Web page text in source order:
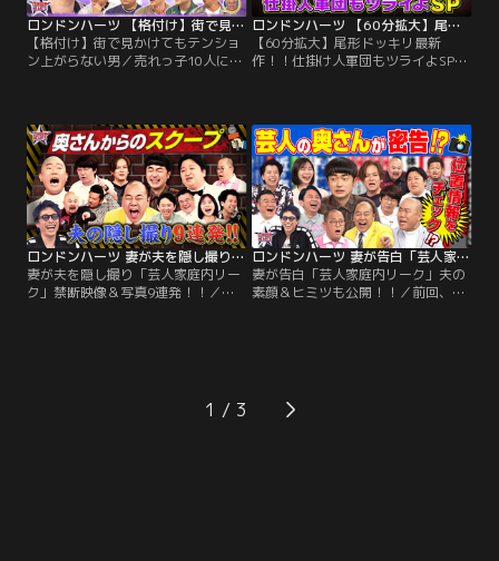
ロンドンハーツ 【格付け】街で見かけてもテンション上がらない男（2026/07/14放送分）
【格付け】街で見かけてもテンショ
ン上がらない男／売れっ子10人によ
ろサーモン久保田などM-1王者を始
め、三四郎・小宮、モグライダー
芝、相席スタート山添、水田信二な
ど実力派漫才師、さらに…。
ロンドンハーツ 【60分拡大】尾形ドッキリ最新作！！仕掛け人軍団もツライよSP（2026/07/07放送分）
【60分拡大】尾形ドッキリ最新
作！！仕掛け人軍団もツライよSP／
トル番組で最後まで勝ち抜けば、報
酬100万獲得」というニセ企画を用
意。そこに、尾形と同じ挑戦者とし
て、三四郎小宮、ジャンポケ太田、
ウエストランド井口、水田信二、カ
カロニ栗谷…。
ロンドンハーツ 妻が夫を隠し撮り「芸人家庭内リーク」禁断映像＆写真9連発！！（2026/06/30放送分）
妻が夫を隠し撮り「芸人家庭内リー
ク」禁断映像＆写真9連発！！／番
るのか！？「白米は絶対に炊き立
て！！」 ちゃんぴおんず大崎は結婚
ロンドンハーツ 妻が告白「芸人家庭内リーク」夫の素顔＆ヒミツも公開！！（2026/06/23放送分）
妻が告白「芸人家庭内リーク」夫の
素顔＆ヒミツも公開！！／前回、家
宮の意外にも嫉妬深い部分が明らか
に！！それだけでなく妻のヒミツ告
1